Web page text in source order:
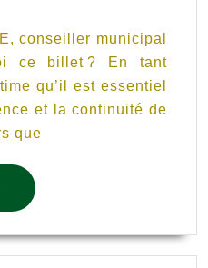
conseiller municipal
ce billet ? En tant
qu’il est essentiel
et la continuité de
que
EN
SAVOIR